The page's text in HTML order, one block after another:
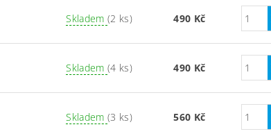
Skladem (2 ks) 490 Kč
Skladem (4 ks) 490 Kč
Skladem (3 ks) 560 Kč